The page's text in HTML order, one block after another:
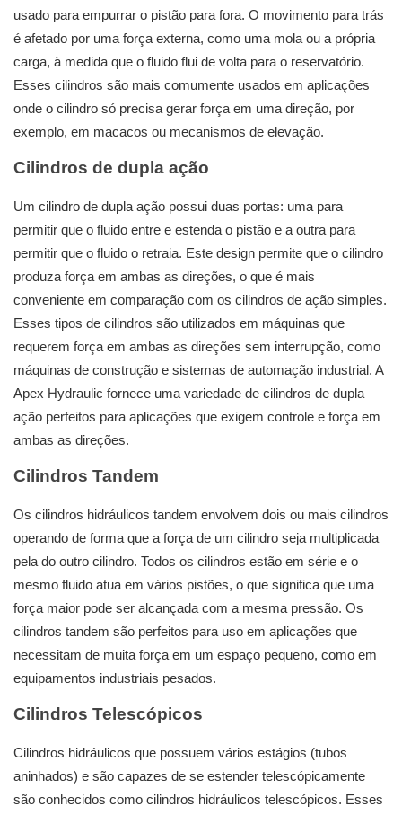
usado para empurrar o pistão para fora. O movimento para trás
é afetado por uma força externa, como uma mola ou a própria
carga, à medida que o fluido flui de volta para o reservatório.
Esses cilindros são mais comumente usados ​​em aplicações
onde o cilindro só precisa gerar força em uma direção, por
exemplo, em macacos ou mecanismos de elevação.
Cilindros de dupla ação
Um cilindro de dupla ação possui duas portas: uma para
permitir que o fluido entre e estenda o pistão e a outra para
permitir que o fluido o retraia. Este design permite que o cilindro
produza força em ambas as direções, o que é mais
conveniente em comparação com os cilindros de ação simples.
Esses tipos de cilindros são utilizados em máquinas que
requerem força em ambas as direções sem interrupção, como
máquinas de construção e sistemas de automação industrial. A
Apex Hydraulic fornece uma variedade de cilindros de dupla
ação perfeitos para aplicações que exigem controle e força em
ambas as direções.
Cilindros Tandem
Os cilindros hidráulicos tandem envolvem dois ou mais cilindros
operando de forma que a força de um cilindro seja multiplicada
pela do outro cilindro. Todos os cilindros estão em série e o
mesmo fluido atua em vários pistões, o que significa que uma
força maior pode ser alcançada com a mesma pressão. Os
cilindros tandem são perfeitos para uso em aplicações que
necessitam de muita força em um espaço pequeno, como em
equipamentos industriais pesados.
Cilindros Telescópicos
Cilindros hidráulicos que possuem vários estágios (tubos
aninhados) e são capazes de se estender telescópicamente
são conhecidos como cilindros hidráulicos telescópicos. Esses